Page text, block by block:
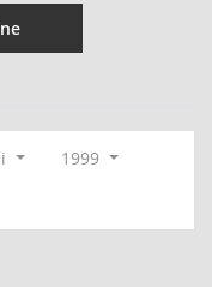
1999